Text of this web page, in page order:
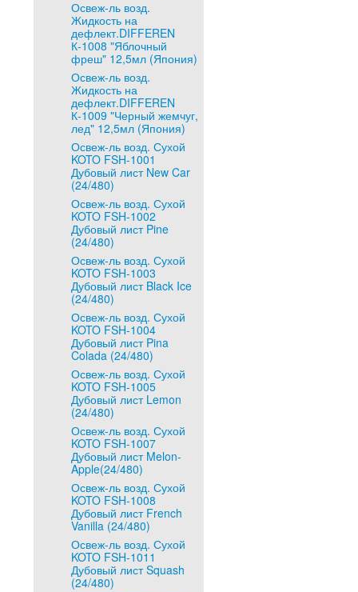
Освеж-ль возд.
Жидкость на
дефлект.DIFFEREN
К-1008 "Яблочный
фреш" 12,5мл (Япония)
Освеж-ль возд.
Жидкость на
дефлект.DIFFEREN
К-1009 "Черный жемчуг,
лед" 12,5мл (Япония)
Освеж-ль возд. Сухой
KOTO FSH-1001
Дубовый лист New Car
(24/480)
Освеж-ль возд. Сухой
KOTO FSH-1002
Дубовый лист Pine
(24/480)
Освеж-ль возд. Сухой
KOTO FSH-1003
Дубовый лист Black Ice
(24/480)
Освеж-ль возд. Сухой
KOTO FSH-1004
Дубовый лист Pina
Colada (24/480)
Освеж-ль возд. Сухой
KOTO FSH-1005
Дубовый лист Lemon
(24/480)
Освеж-ль возд. Сухой
KOTO FSH-1007
Дубовый лист Melon-
Apple(24/480)
Освеж-ль возд. Сухой
KOTO FSH-1008
Дубовый лист French
Vanilla (24/480)
Освеж-ль возд. Сухой
KOTO FSH-1011
Дубовый лист Squash
(24/480)